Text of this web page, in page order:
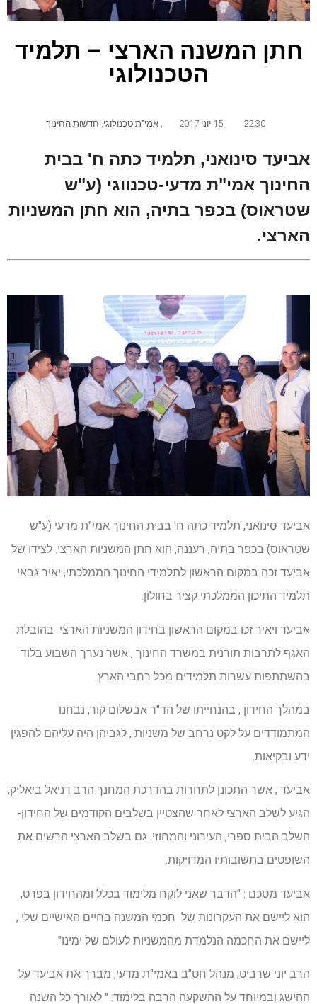
חתן המשנה הארצי – תלמיד
הטכנולוגי
22:30 אמי"ת טכנולוגי חדשות החינוך
אביעד סינואני, תלמיד כתה ח' בבית
החינוך אמי"ת מדעי-טכנווגי (ע"ש
שטראוס) בכפר בתיה, הוא חתן המשניות
הארצי.
אביעד סינואני, תלמיד כתה ח' בבית החינוך אמי"ת מדעי (ע"ש
שטראוס) בכפר בתיה, רעננה, הוא חתן המשניות הארצי. לצידו של
אביעד זכה במקום הראשון לתלמידי החינוך הממלכתי, יאיר גבאי
תלמיד התיכון הממלכתי קציר בחולון.
אביעד ויאיר זכו במקום הראשון בחידון המשניות הארצי בהובלת
האגף לתרבות תורנית במשרד החינוך , אשר נערך השבוע בלוד
בהשתתפות עשרות תלמידים מכל רחבי הארץ.
במהלך החידון , בהנחייתו של הד"ר אבשלום קור, נבחנו
המתמודדים על לקט נרחב של משניות , לגביהן היה עליהם להפגין
ידע ובקיאות.
אביעד , אשר התכונן לתחרות בהדרכת המחנך הרב דניאל ביאליק,
הגיע לשלב הארצי לאחר שהצטיין בשלבים הקודמים של החידון-
השלב הבית ספרי, העירוני והמחוזי. גם בשלב הארצי הרשים את
השופטים בתשובותיו המדויקות.
אביעד מסכם : "הדבר שאני לוקח מלימוד בכלל ומהחידון בפרט,
הוא ליישם את העקרונות של חכמי המשנה בחיים האישיים שלי ,
ליישם את החכמה הנלמדת מהמשניות לעולם של ימינו".
הרב יוני שרביט, מנהל חט"ב באמי"ת מדעי, מברך את אביעד על
ההישג ובמיוחד על ההשקעה הרבה בלימוד: " לאורך כל השנה